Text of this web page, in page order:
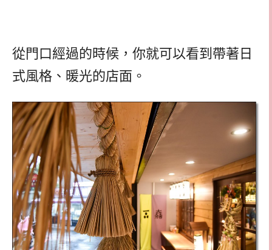
從門口經過的時候，你就可以看到帶著日
式風格、暖光的店面。